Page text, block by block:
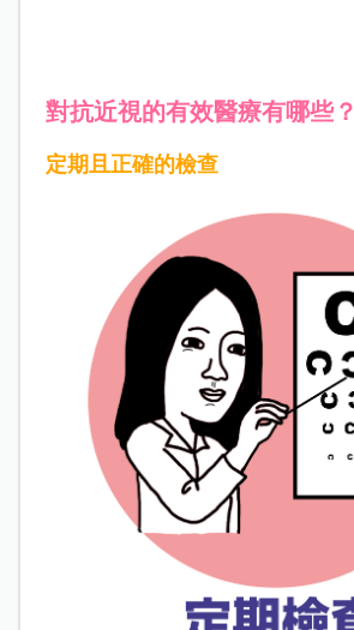
對抗近視的有效醫療有哪些？
定期且正確的檢查